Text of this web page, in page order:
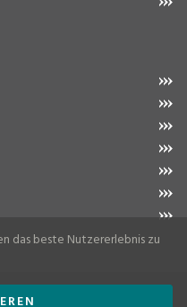
das beste Nutzererlebnis zu